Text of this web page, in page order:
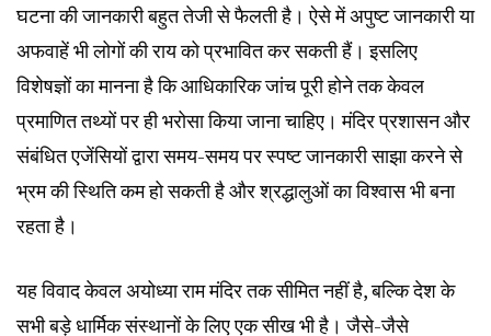
घटना की जानकारी बहुत तेजी से फैलती है। ऐसे में अपुष्ट जानकारी या
अफवाहें भी लोगों की राय को प्रभावित कर सकती हैं। इसलिए
विशेषज्ञों का मानना है कि आधिकारिक जांच पूरी होने तक केवल
प्रमाणित तथ्यों पर ही भरोसा किया जाना चाहिए। मंदिर प्रशासन और
संबंधित एजेंसियों द्वारा समय-समय पर स्पष्ट जानकारी साझा करने से
भ्रम की स्थिति कम हो सकती है और श्रद्धालुओं का विश्वास भी बना
रहता है।
यह विवाद केवल अयोध्या राम मंदिर तक सीमित नहीं है, बल्कि देश के
सभी बड़े धार्मिक संस्थानों के लिए एक सीख भी है। जैसे-जैसे